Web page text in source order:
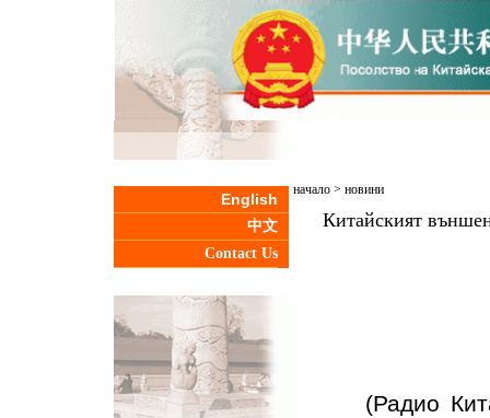
English
中文
Contact Us
начало> новини
Китайският
(Радио Китай